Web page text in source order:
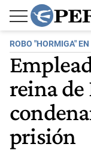
ROBO "HORMIGA"
reina
prisión